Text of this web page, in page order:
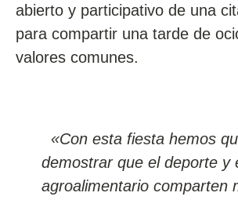
abierto y participativo de una
para compartir una tarde de
valores comunes.
«Con esta fiesta hemos
demostrar que el deporte y
agroalimentario comparten